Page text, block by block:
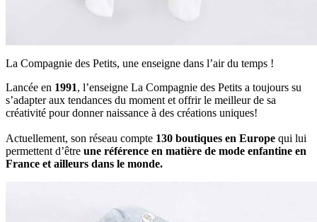
La Compagnie des Petits, une enseigne dans l’air du temps !
Lancée en 1991, l’enseigne La Compagnie des Petits a toujours su
s’adapter aux tendances du moment et offrir le meilleur de sa
créativité pour donner naissance à des créations uniques!
Actuellement, son réseau compte 130 boutiques en Europe qui lui
permettent d’être une référence en matière de mode enfantine en
France et ailleurs dans le monde.